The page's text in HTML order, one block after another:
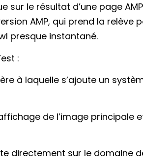
sur le résultat d’une page
AMP, qui prend la
presque instantané.
:
à laquelle s’ajoute un
de l’image principale
directement sur le domaine